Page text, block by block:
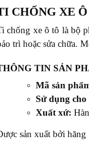
CHỐNG XE
chống xe ô tô là bộ
trì hoặc sửa chữa.
TIN SẢN
Mã sản
Sử dụng cho
Xuất xứ:
sản xuất bởi